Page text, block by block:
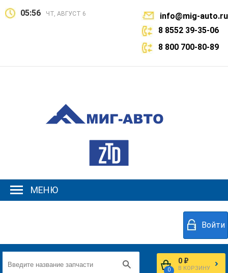
05:56 ЧТ, АВГУСТ 6
info@mig-auto.ru
8 8552 39-35-06
8 800 700-80-89
МЕНЮ
Войти
0
0 ₽
В КОРЗИНУ